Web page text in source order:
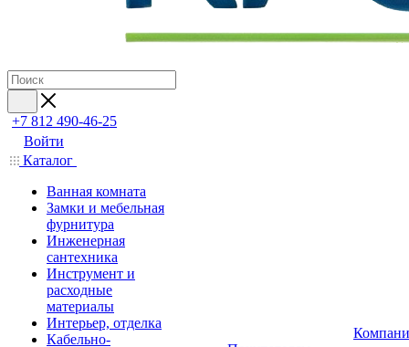
+7 812 490-46-25
Войти
Каталог
Ванная комната
Замки и мебельная
фурнитура
Инженерная
сантехника
Инструмент и
расходные
материалы
Интерьер, отделка
Кабельно-